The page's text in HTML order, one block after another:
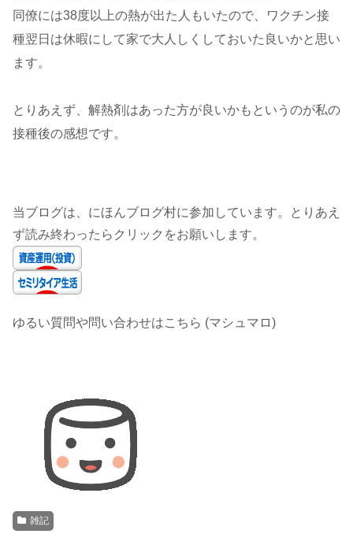
同僚には38度以上の熱が出た人もいたので、ワクチン接
種翌日は休暇にして家で大人しくしておいた良いかと思い
ます。
とりあえず、解熱剤はあった方が良いかもというのが私の
接種後の感想です。
当ブログは、にほんブログ村に参加しています。とりあえ
ず読み終わったらクリックをお願いします。
ゆるい質問や問い合わせはこちら (マシュマロ)
雑記